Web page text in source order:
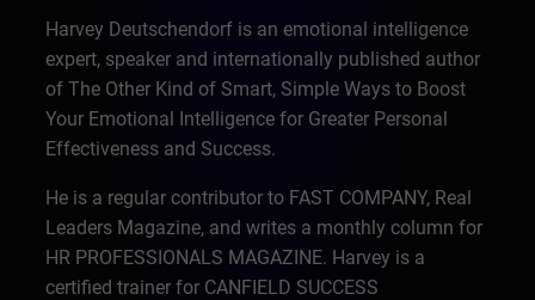
Harvey Deutschendorf is an emotional intelligence
expert, speaker and internationally published author
of The Other Kind of Smart, Simple Ways to Boost
Your Emotional Intelligence for Greater Personal
Effectiveness and Success.
He is a regular contributor to FAST COMPANY, Real
Leaders Magazine, and writes a monthly column for
HR PROFESSIONALS MAGAZINE. Harvey is a
certified trainer for CANFIELD SUCCESS